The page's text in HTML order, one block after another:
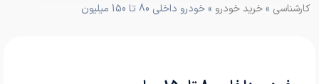
کارشناسی »خرید خودرو » خودرو داخلی 80 تا 150 میلیون